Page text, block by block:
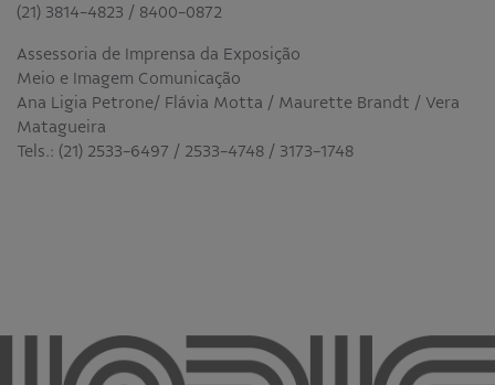
(21) 3814-4823 / 8400-0872
Assessoria de Imprensa da Exposição
Meio e Imagem Comunicação
Ana Ligia Petrone/ Flávia Motta / Maurette Brandt / Vera
Matagueira
Tels.: (21) 2533-6497 / 2533-4748 / 3173-1748